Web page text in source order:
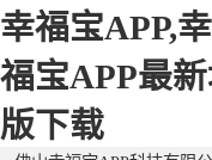
幸福宝APP,
福宝APP最
版下载